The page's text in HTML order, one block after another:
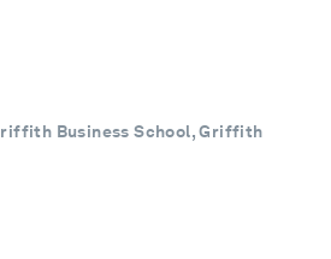
Business School, Griffith